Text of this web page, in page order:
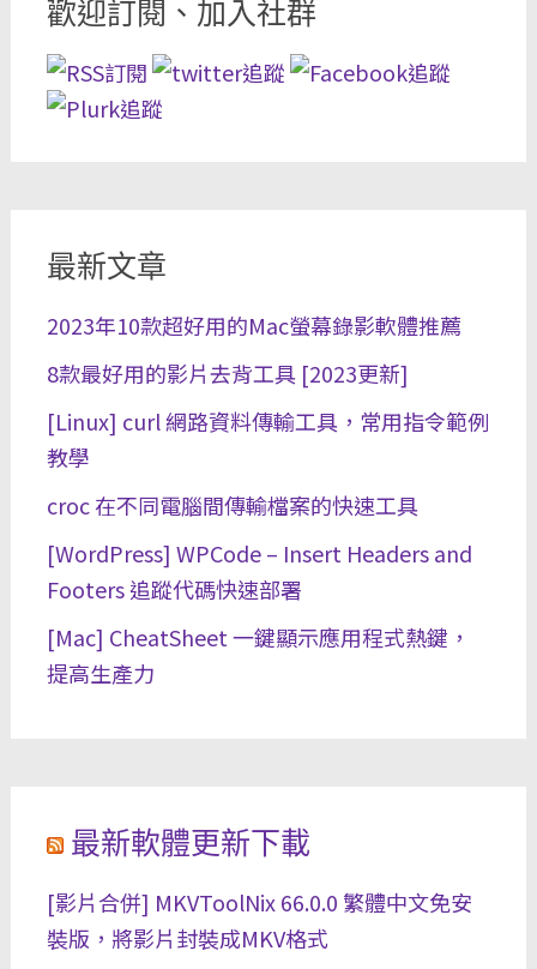
歡迎訂閱、加入社群
最新文章
2023年10款超好用的Mac螢幕錄影軟體推薦
8款最好用的影片去背工具 [2023更新]
[Linux] curl 網路資料傳輸工具，常用指令範例
教學
croc 在不同電腦間傳輸檔案的快速工具
[WordPress] WPCode – Insert Headers and
Footers 追蹤代碼快速部署
[Mac] CheatSheet 一鍵顯示應用程式熱鍵，
提高生產力
最新軟體更新下載
[影片合併] MKVToolNix 66.0.0 繁體中文免安
裝版，將影片封裝成MKV格式